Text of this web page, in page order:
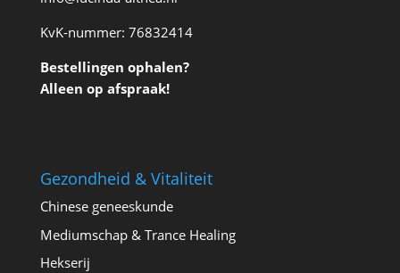
KvK-nummer: 76832414
Bestellingen ophalen?
Alleen op afspraak!
Gezondheid & Vitaliteit
Chinese geneeskunde
Mediumschap & Trance Healing
Hekserij